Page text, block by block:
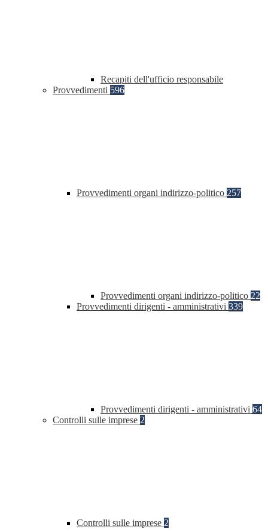
Recapiti dell'ufficio responsabile
Provvedimenti 596
Provvedimenti organi indirizzo-politico 257
Provvedimenti organi indirizzo-politico 22
Provvedimenti dirigenti - amministrativi 339
Provvedimenti dirigenti - amministrativi 64
Controlli sulle imprese 2
Controlli sulle imprese 2